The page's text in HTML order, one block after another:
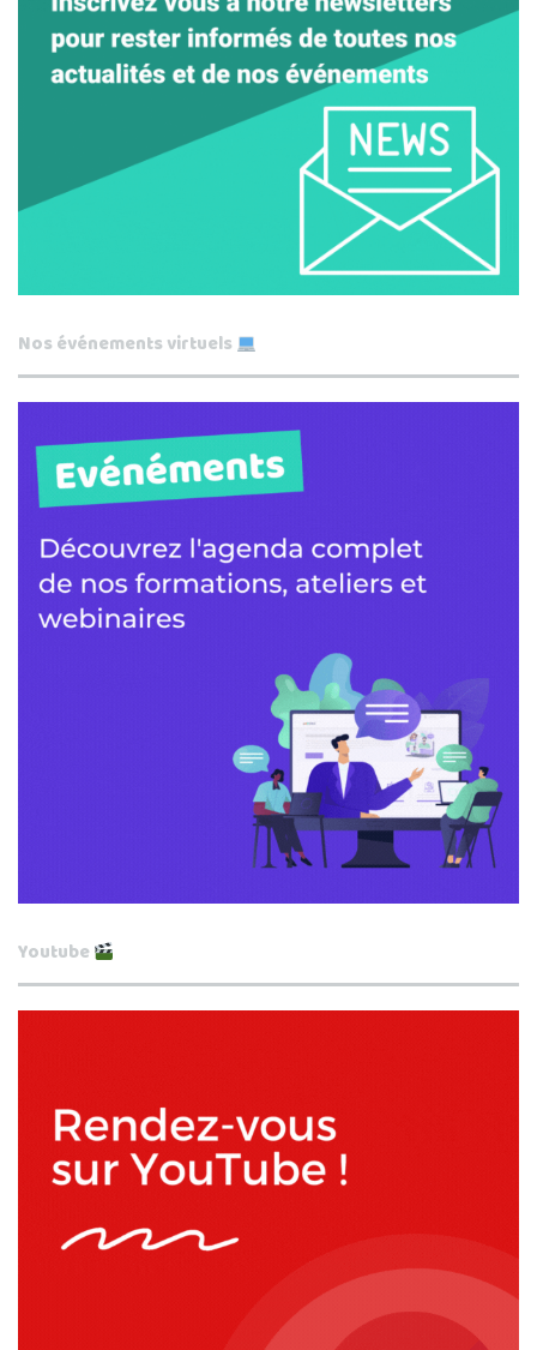
Nos événements virtuels
Youtube